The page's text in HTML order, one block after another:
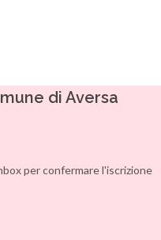
di Aversa
per confermare l'iscrizione